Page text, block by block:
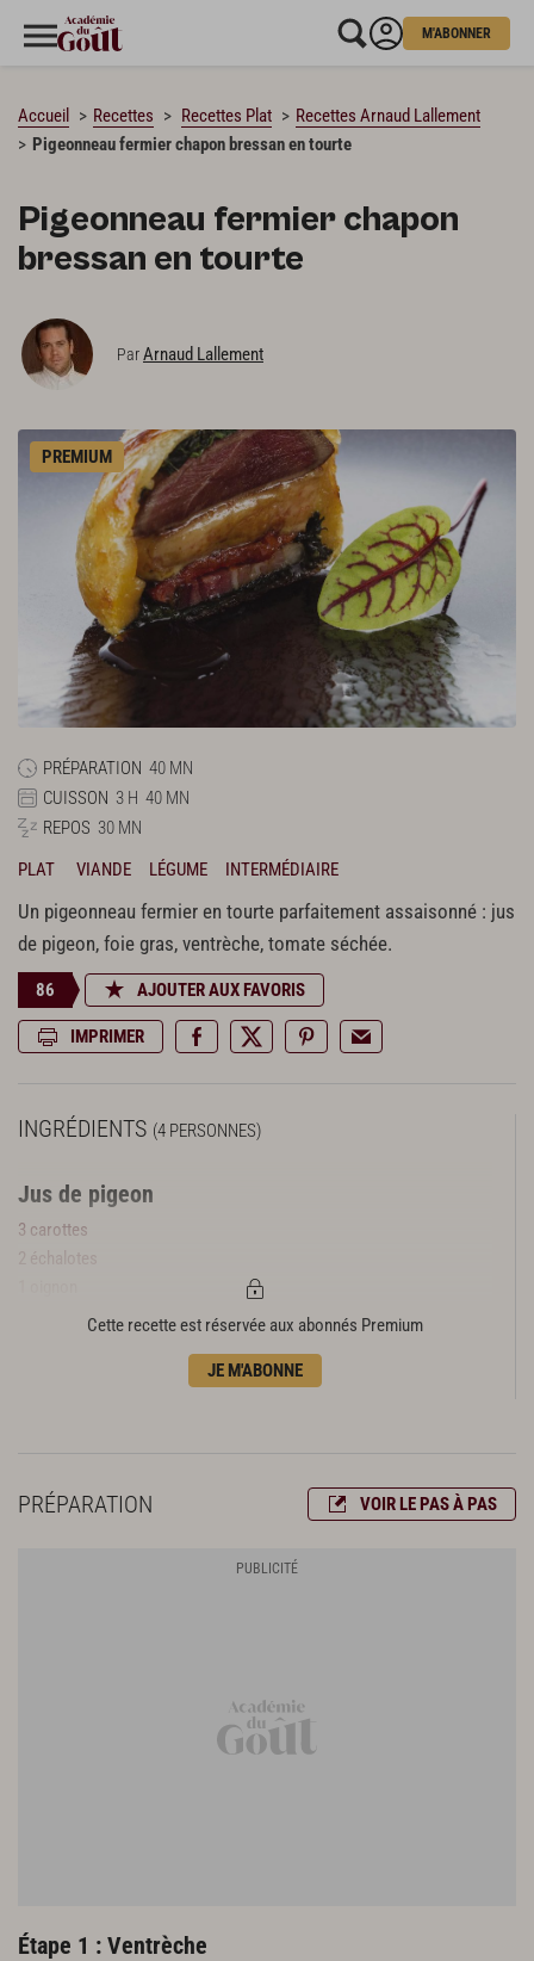
M'ABONNER
Accueil Recettes Recettes Plat
Recettes Arnaud Lallement
Pigeonneau fermier chapon bressan en tourte
Pigeonneau fermier chapon
bressan en tourte
ParArnaud Lallement
PREMIUM
PRÉPARATION 40 MN
CUISSON 3 H 40 MN
REPOS 30 MN
PLAT
VIANDE LÉGUME INTERMÉDIAIRE
Un pigeonneau fermier en tourte parfaitement assaisonné : jus
de pigeon, foie gras, ventrèche, tomate séchée.
86 AJOUTER AUX FAVORIS
IMPRIMER
INGRÉDIENTS (4 PERSONNES)
Jus de pigeon
3 carottes
2 échalotes
1 c. à s. d’huile d’olive
100 g de pousses d’épinard
Cette recette est réservée aux abonnés Premium
JE M'ABONNE
PRÉPARATION VOIR LE PAS À PAS
Étape 1 : Ventrèche
CHARGEMENT…